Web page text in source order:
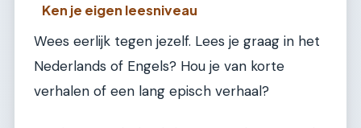
Ken je eigen leesniveau
Wees eerlijk tegen jezelf. Lees je graag in het
Nederlands of Engels? Hou je van korte
verhalen of een lang episch verhaal?